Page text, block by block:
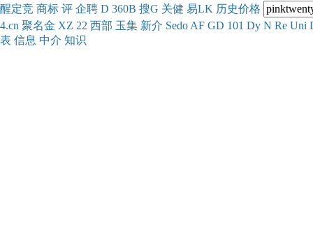
醒定竞 商标 评 企聘 D 360B 搜G 关健 易LK 历史价格
4.cn 聚名金 XZ 22 西部 玉集 新介 Sedo AF GD 101 Dy N Re Uni
表 信息 中介 知识